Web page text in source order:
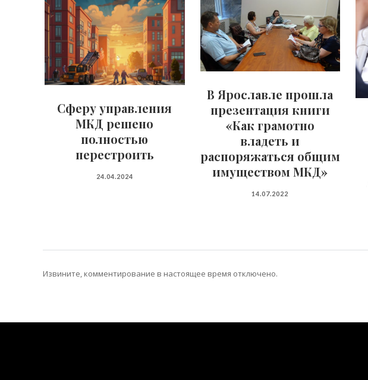
Сферу управления
МКД решено
полностью
перестроить
24.04.2024
В Ярославле прошла
презентация книги
«Как грамотно
владеть и
распоряжаться общим
имуществом МКД»
14.07.2022
Извините, комментирование в настоящее время отключено.